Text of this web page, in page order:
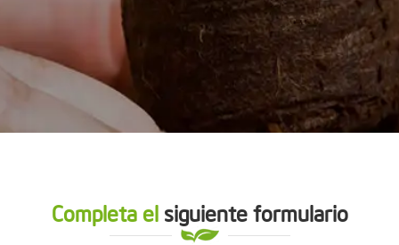
Completa elsiguiente formulario